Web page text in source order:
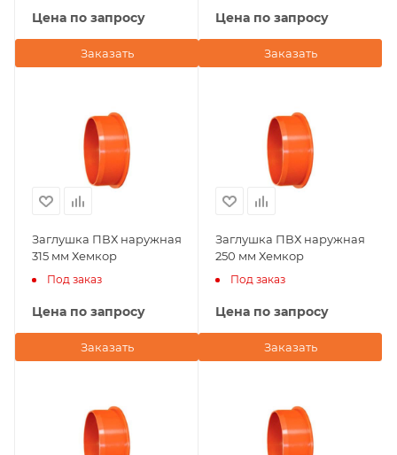
Цена по запросу
Заказать
Цена по запросу
Заказать
Заглушка ПВХ наружная
315 мм Хемкор
Под заказ
Цена по запросу
Заказать
Заглушка ПВХ наружная
250 мм Хемкор
Под заказ
Цена по запросу
Заказать